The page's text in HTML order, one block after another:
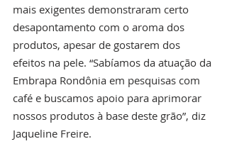
mais exigentes demonstraram certo
desapontamento com o aroma dos
produtos, apesar de gostarem dos
efeitos na pele. “Sabíamos da atuação da
Embrapa Rondônia em pesquisas com
café e buscamos apoio para aprimorar
nossos produtos à base deste grão”, diz
Jaqueline Freire.